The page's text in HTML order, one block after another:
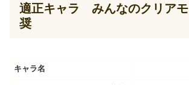
適正キャラ みんなのクリア
奨
キャラ名